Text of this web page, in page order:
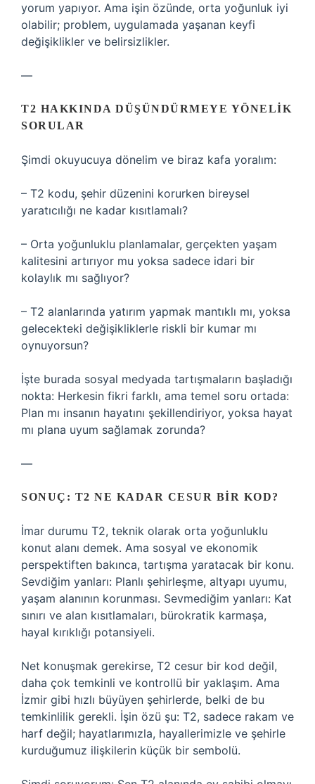
yorum yapıyor. Ama işin özünde, orta yoğunluk iyi
olabilir; problem, uygulamada yaşanan keyfi
değişiklikler ve belirsizlikler.
—
T2 HAKKINDA DÜŞÜNDÜRMEYE YÖNELIK
SORULAR
Şimdi okuyucuya dönelim ve biraz kafa yoralım:
– T2 kodu, şehir düzenini korurken bireysel
yaratıcılığı ne kadar kısıtlamalı?
– Orta yoğunluklu planlamalar, gerçekten yaşam
kalitesini artırıyor mu yoksa sadece idari bir
kolaylık mı sağlıyor?
– T2 alanlarında yatırım yapmak mantıklı mı, yoksa
gelecekteki değişikliklerle riskli bir kumar mı
oynuyorsun?
İşte burada sosyal medyada tartışmaların başladığı
nokta: Herkesin fikri farklı, ama temel soru ortada:
Plan mı insanın hayatını şekillendiriyor, yoksa hayat
mı plana uyum sağlamak zorunda?
—
SONUÇ: T2 NE KADAR CESUR BIR KOD?
İmar durumu T2, teknik olarak orta yoğunluklu
konut alanı demek. Ama sosyal ve ekonomik
perspektiften bakınca, tartışma yaratacak bir konu.
Sevdiğim yanları: Planlı şehirleşme, altyapı uyumu,
yaşam alanının korunması. Sevmediğim yanları: Kat
sınırı ve alan kısıtlamaları, bürokratik karmaşa,
hayal kırıklığı potansiyeli.
Net konuşmak gerekirse, T2 cesur bir kod değil,
daha çok temkinli ve kontrollü bir yaklaşım. Ama
İzmir gibi hızlı büyüyen şehirlerde, belki de bu
temkinlilik gerekli. İşin özü şu: T2, sadece rakam ve
harf değil; hayatlarımızla, hayallerimizle ve şehirle
kurduğumuz ilişkilerin küçük bir sembolü.